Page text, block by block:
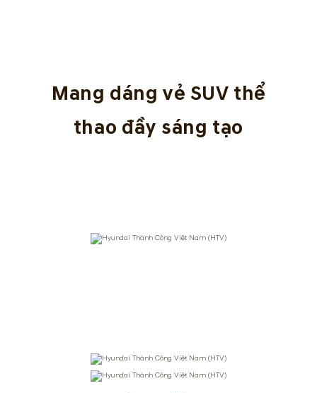
Mang dáng vẻ SUV thể
thao đầy sáng tạo